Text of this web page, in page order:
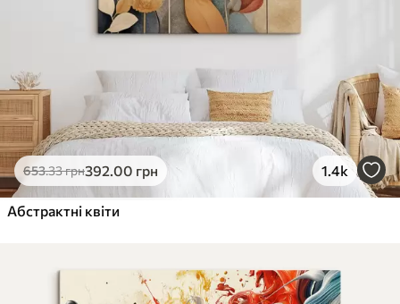
Яскраві, насичені кольори
Стійкість до вицвітання
✓ Поверхня з текстурою полотна
✗ Екологічний матеріал
Еко-Преміум
.00грн
✓Яскраві, насичені кольори
Поверхня з текстурою полотна
Екологічний матеріал
653.33грн392.00 грн 1.4k
Абстрактні квіти